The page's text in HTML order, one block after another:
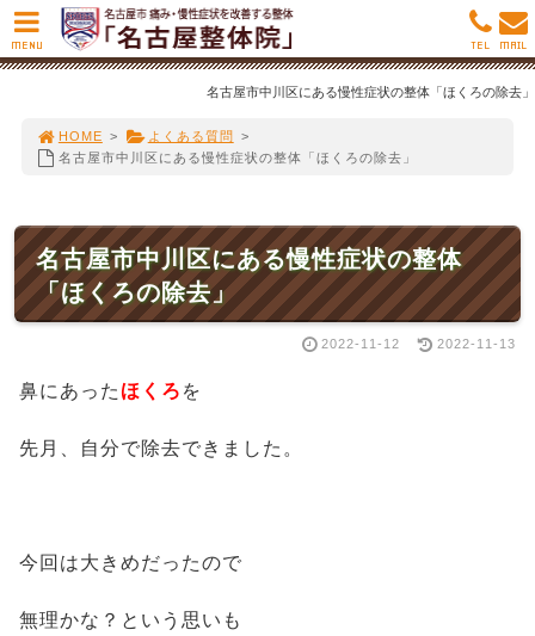
名古屋市中川区にある慢性症状の整体「ほくろの除去」
HOME > よくある質問
>
名古屋市中川区にある慢性症状の整体「ほくろの除去」
名古屋市中川区にある慢性症状の整体
「ほくろの除去」
2022-11-12 2022-11-13
鼻にあった ほくろ を
先月、自分で除去できました。
今回は大きめだったので
無理かな？という思いも
MENU MAIL
TEL